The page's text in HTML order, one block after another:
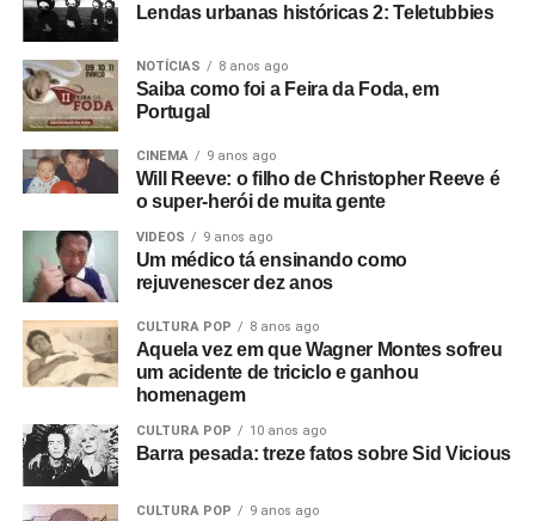
Lendas urbanas históricas 2: Teletubbies
NOTÍCIAS 8 anos ago
Saiba como foi a Feira da Foda, em
Portugal
CINEMA 9 anos ago
Will Reeve: o filho de Christopher Reeve é
o super-herói de muita gente
VIDEOS 9 anos ago
Um médico tá ensinando como
rejuvenescer dez anos
CULTURA POP 8 anos ago
Aquela vez em que Wagner Montes sofreu
um acidente de triciclo e ganhou
homenagem
CULTURA POP 10 anos ago
Barra pesada: treze fatos sobre Sid Vicious
CULTURA POP 9 anos ago